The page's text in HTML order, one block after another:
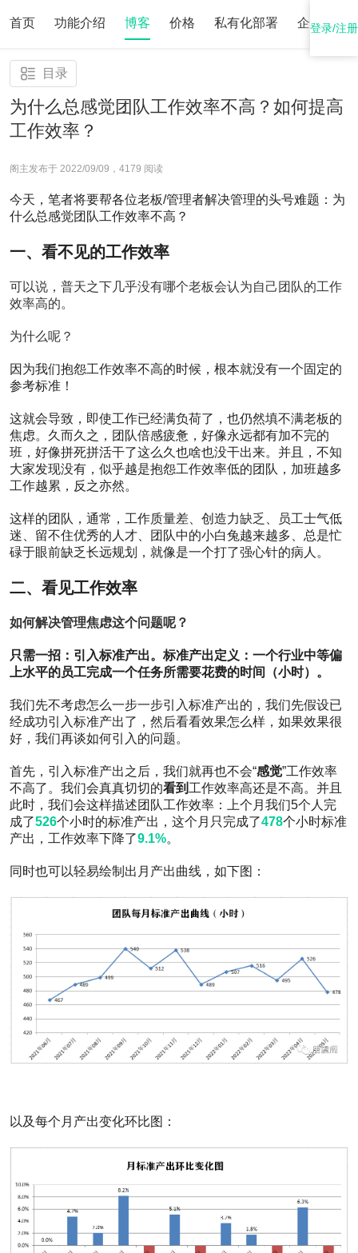
首页 功能介绍 博客 价格 私有化部署 企业后台
登录/注册
博
客
栏
新
文
零
开
始
（1）
精
品
章
（6）
博
客
热
榜
难
值
算
法
说
2558
阅读
评
论
0
赞
0
收
藏
十年
经验
享：
管理
好一
个程
序员
队？
5659
赞
『分
享』
我们
团队
目录
为什么总感觉团队工作效率不高？如何提高
工作效率？
阁主发布于 2022/09/09， 4179 阅读
今天，笔者将要帮各位老板/管理者解决管理的头号难题：为
什么总感觉团队工作效率不高？
一、看不见的工作效率
可以说，普天之下几乎没有哪个老板会认为自己团队的工作
效率高的。
为什么呢？
因为我们抱怨工作效率不高的时候，根本就没有一个固定的
参考标准！
这就会导致，即使工作已经满负荷了，也仍然填不满老板的
焦虑。久而久之，团队倍感疲惫，好像永远都有加不完的
班，好像拼死拼活干了这么久也啥也没干出来。并且，不知
大家发现没有，似乎越是抱怨工作效率低的团队，加班越多
工作越累，反之亦然。
这样的团队，通常，工作质量差、创造力缺乏
、员工士气低
迷、留不住优秀的人才、团队中的小白兔越来越多、总是忙
碌于眼前缺乏长远规划，就像是一个打了强心针的病人。
二、看见工作效率
如何解决管理焦虑这个问题呢？
只需一招：引入标准产出。 标准产出定义：一个行业中等偏
上水平的员工完成一个任务所需要花费的时间（小时）。
我们先不考虑怎么一步一步引入标准产出的，我们先假设已
经成功引入标准产出了，然后看看效果怎么样，如果效果很
好，我们再谈如何引入的问题。
首先，引入标准产出之后，我们就再也不会“感觉”工作效率
不高了。我们会真真切切的看到 工作效率高还是不高。并且
此时，我们会这样描述团队工作效率：上个月我们5个人完
成了526个小时的标准产出，这个月只完成了478个小时标准
产出，工作效率下降了9.1%。
同时也可以轻易绘制出月产出曲线，如下图：
以及每个月产出变化环比图：